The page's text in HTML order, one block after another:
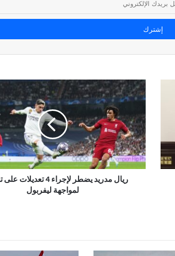
ريال مدريد يضطر لإجراء 4
لمواجهة ليفربول